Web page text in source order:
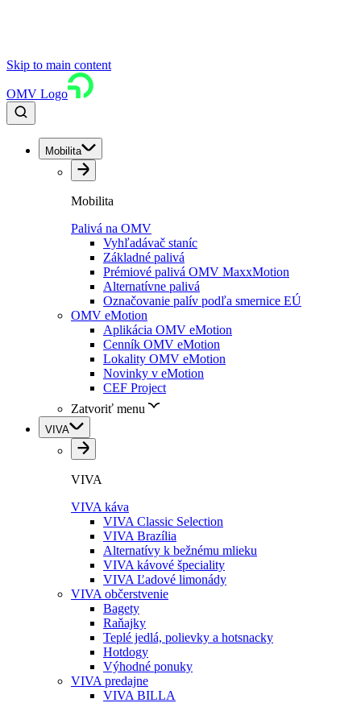
Skip to main content
OMV Logo
Mobilita
Mobilita
Palivá na OMV
Vyhľadávač staníc
Základné palivá
Prémiové palivá OMV MaxxMotion
Alternatívne palivá
Označovanie palív podľa smernice EÚ
OMV eMotion
Aplikácia OMV eMotion
Cenník OMV eMotion
Lokality OMV eMotion
Novinky v eMotion
CEF Project
Zatvoriť menu
VIVA
VIVA
VIVA káva
VIVA Classic Selection
VIVA Brazília
Alternatívy k bežnému mlieku
VIVA kávové špeciality
VIVA Ľadové limonády
VIVA občerstvenie
Bagety
Raňajky
Teplé jedlá, polievky a hotsnacky
Hotdogy
Výhodné ponuky
VIVA predajne
VIVA BILLA